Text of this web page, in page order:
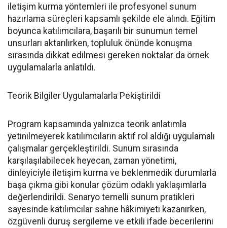
iletişim kurma yöntemleri ile profesyonel sunum
hazırlama süreçleri kapsamlı şekilde ele alındı. Eğitim
boyunca katılımcılara, başarılı bir sunumun temel
unsurları aktarılırken, topluluk önünde konuşma
sırasında dikkat edilmesi gereken noktalar da örnek
uygulamalarla anlatıldı.
Teorik Bilgiler Uygulamalarla Pekiştirildi
Program kapsamında yalnızca teorik anlatımla
yetinilmeyerek katılımcıların aktif rol aldığı uygulamalı
çalışmalar gerçekleştirildi. Sunum sırasında
karşılaşılabilecek heyecan, zaman yönetimi,
dinleyiciyle iletişim kurma ve beklenmedik durumlarla
başa çıkma gibi konular çözüm odaklı yaklaşımlarla
değerlendirildi. Senaryo temelli sunum pratikleri
sayesinde katılımcılar sahne hâkimiyeti kazanırken,
özgüvenli duruş sergileme ve etkili ifade becerilerini